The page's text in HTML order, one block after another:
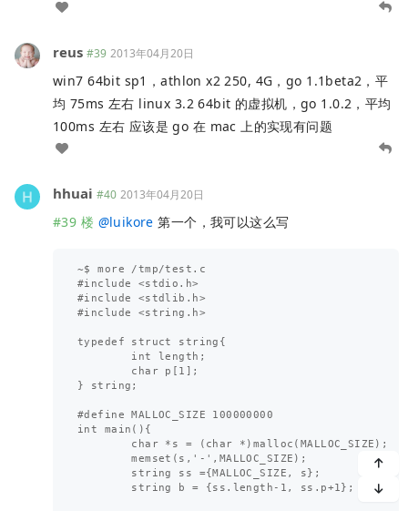
reus #39 2013年04月20日
win7 64bit sp1，athlon x2 250, 4G，go 1.1beta2，平
均 75ms 左右 linux 3.2 64bit 的虚拟机，go 1.0.2，平均
100ms 左右 应该是 go 在 mac 上的实现有问题
hhuai #40 2013年04月20日
#39 楼 @luikore 第一个，我可以这么写
~$ more /tmp/test.c
#include <stdio.h>
#include <stdlib.h>
#include <string.h>
typedef struct string{
        int length;
        char p[1];
} string;
#define MALLOC_SIZE 100000000
int main(){
        char *s = (char *)malloc(MALLOC_SIZE);
        memset(s,'-',MALLOC_SIZE);
        string ss ={MALLOC_SIZE, s};
        string b = {ss.length-1, ss.p+1};